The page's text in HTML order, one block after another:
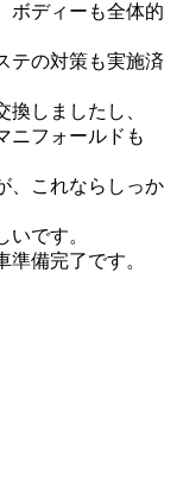
ボディーも全体的
テの対策も実施済
しましたし、
ニフォールドも
、これならしっか
です。
備完了です。